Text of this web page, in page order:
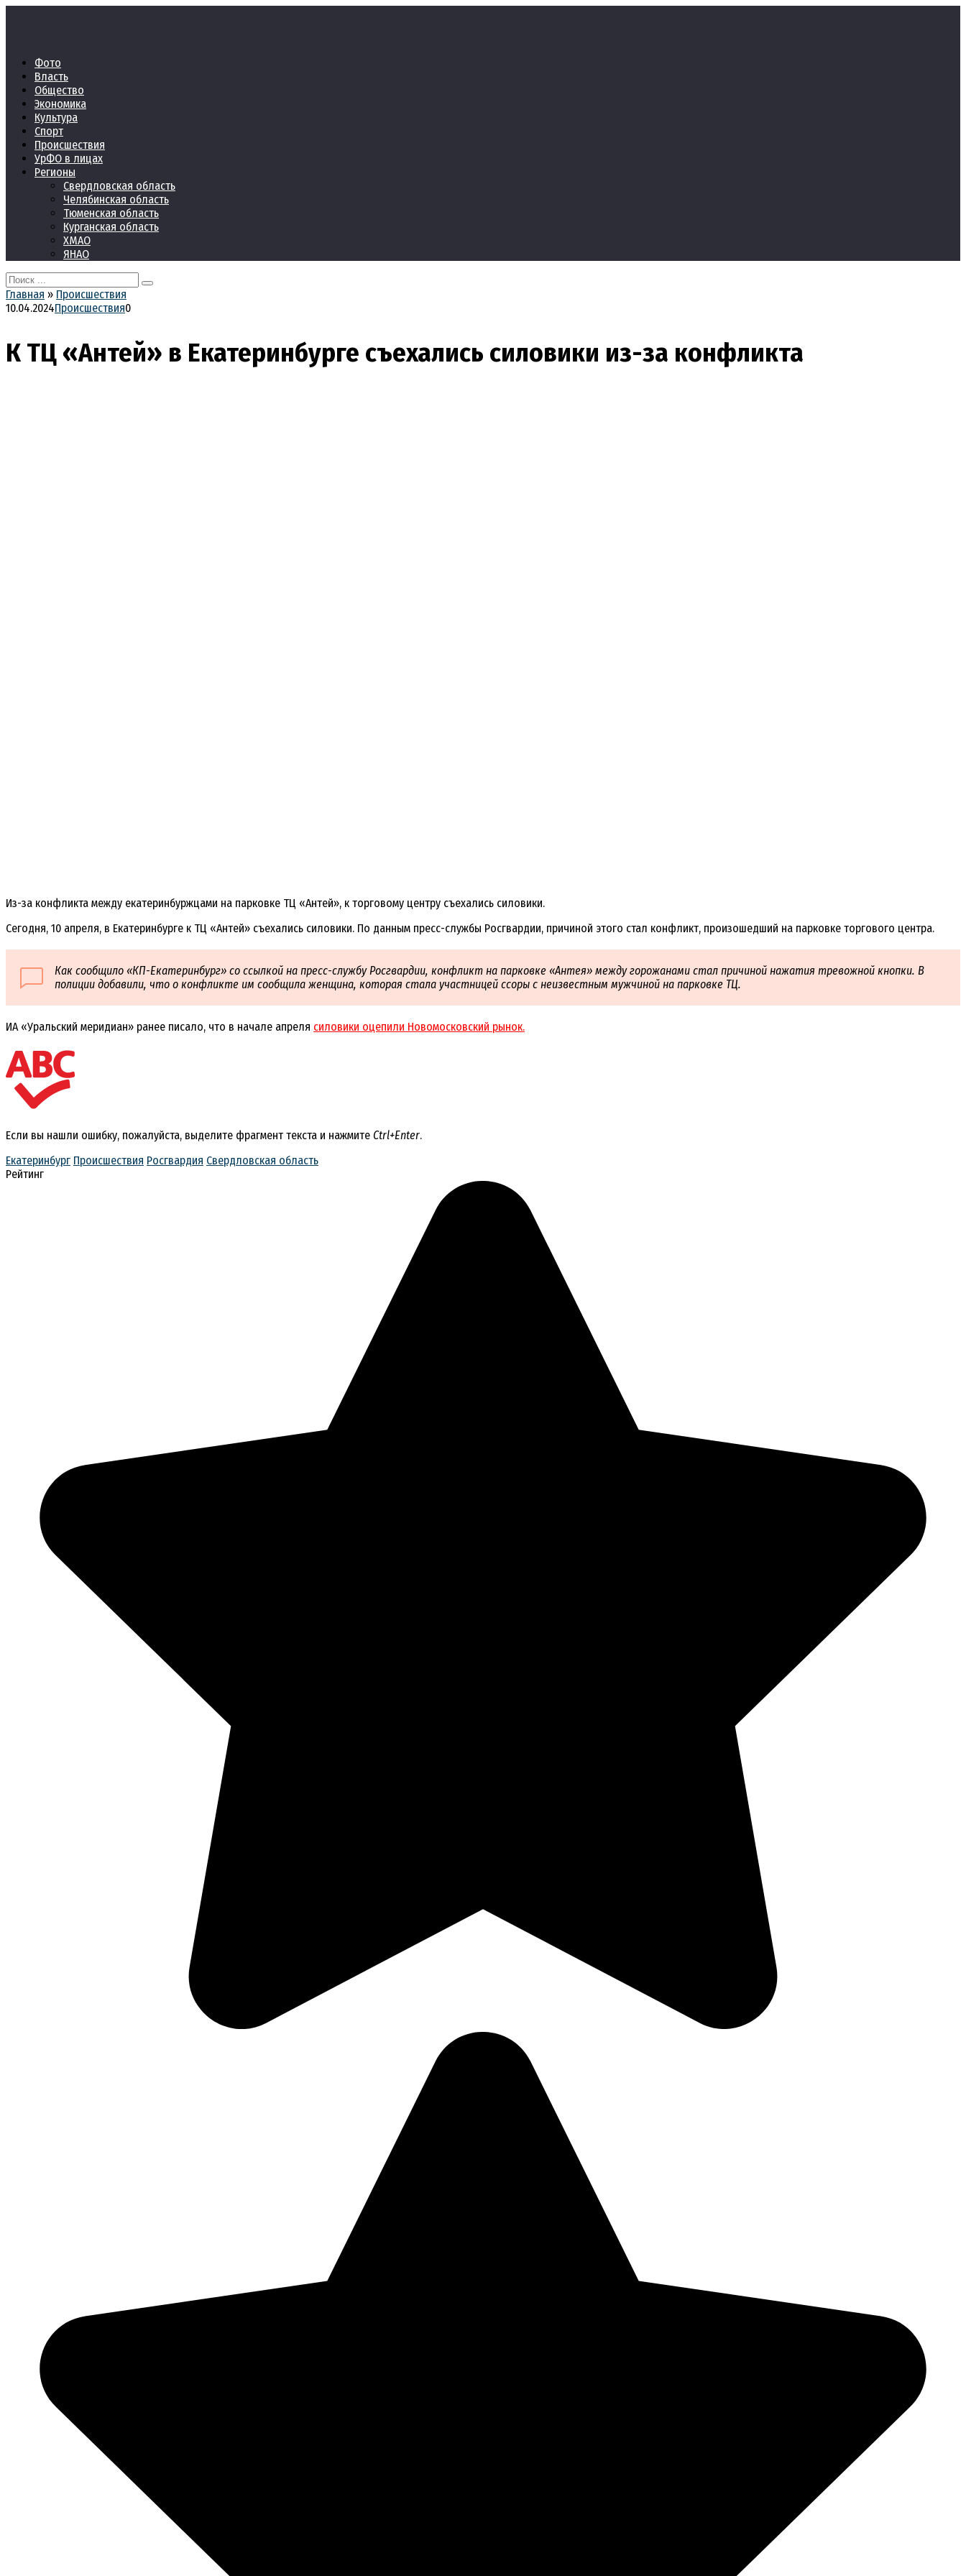
Фото
Власть
Общество
Экономика
Культура
Спорт
Происшествия
УрФО в лицах
Регионы
Свердловская область
Челябинская область
Тюменская область
Курганская область
ХМАО
ЯНАО
Search
for:
Главная » Происшествия
10.04.2024Происшествия0
К ТЦ «Антей» в Екатеринбурге съехались силовики из-за конфликта
Из-за конфликта между екатеринбуржцами на парковке ТЦ «Антей», к торговому центру съехались силовики.
Сегодня, 10 апреля, в Екатеринбурге к ТЦ «Антей» съехались силовики. По данным пресс-службы Росгвардии, причиной этого стал конфликт, произошедший на парковке торгового центра.
Как сообщило «КП-Екатеринбург» со ссылкой на пресс-службу Росгвардии, конфликт на парковке «Антея» между горожанами стал причиной нажатия тревожной кнопки. В
полиции добавили, что о конфликте им сообщила женщина, которая стала участницей ссоры с неизвестным мужчиной на парковке ТЦ.
ИА «Уральский меридиан» ранее писало, что в начале апреля силовики оцепили Новомосковский рынок.
Если вы нашли ошибку, пожалуйста, выделите фрагмент текста и нажмите Ctrl+Enter.
Екатеринбург Происшествия Росгвардия Свердловская область
Рейтинг